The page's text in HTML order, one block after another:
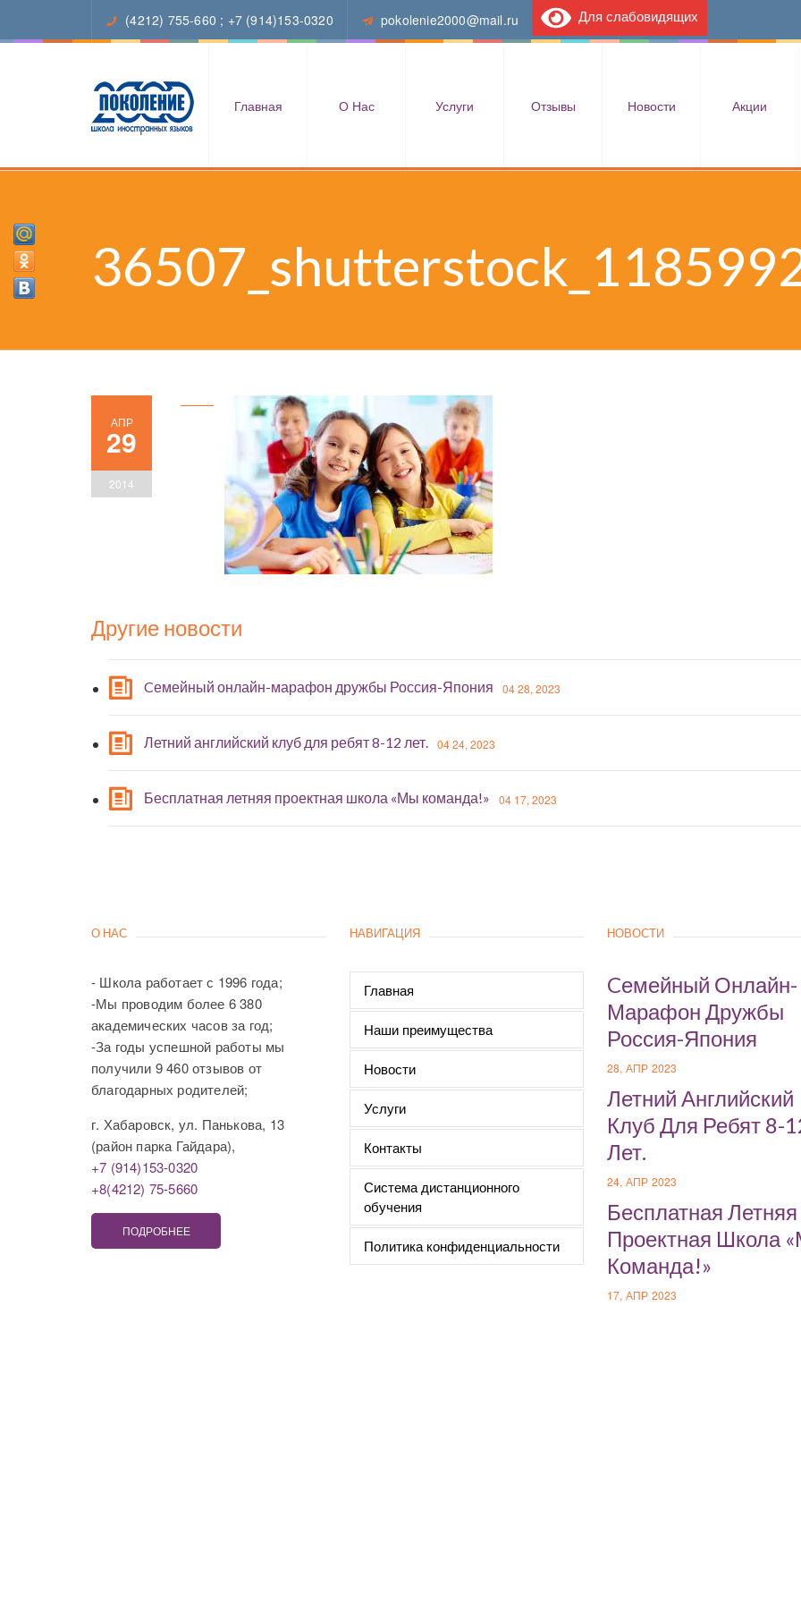
(4212) 755-660 ; +7 (914)153-0320 pokolenie2000@mail.ru Для слабовидящих
Главная О Нас Услуги Отзывы Новости Акции
АПР
29
2014
Другие новости
Cемейный онлайн-марафон дружбы Россия-Япония 04 28, 2023
Летний английский клуб для ребят 8-12 лет. 04 24, 2023
Бесплатная летняя проектная школа «Мы команда!» 04 17, 2023
О НАС
- Школа работает с 1996 года;
-Мы проводим более 6 380
академических часов за год;
-За годы успешной работы мы
получили 9 460 отзывов от
благодарных родителей;
г. Хабаровск, ул. Панькова, 13
(район парка Гайдара),
+7 (914)153-0320
+8(4212) 75-5660
ПОДРОБНЕЕ
НАВИГАЦИЯ
Главная
Наши преимущества
Новости
Услуги
Контакты
Система дистанционного
обучения
Политика конфиденциальности
НОВОСТИ
Cемейный Онлайн-
Марафон Дружбы
Россия-Япония
28, АПР 2023
Летний Английский
Клуб Для Ребят 8-
Лет.
24, АПР 2023
Бесплатная Летняя
Проектная Школа
Команда!»
17, АПР 2023